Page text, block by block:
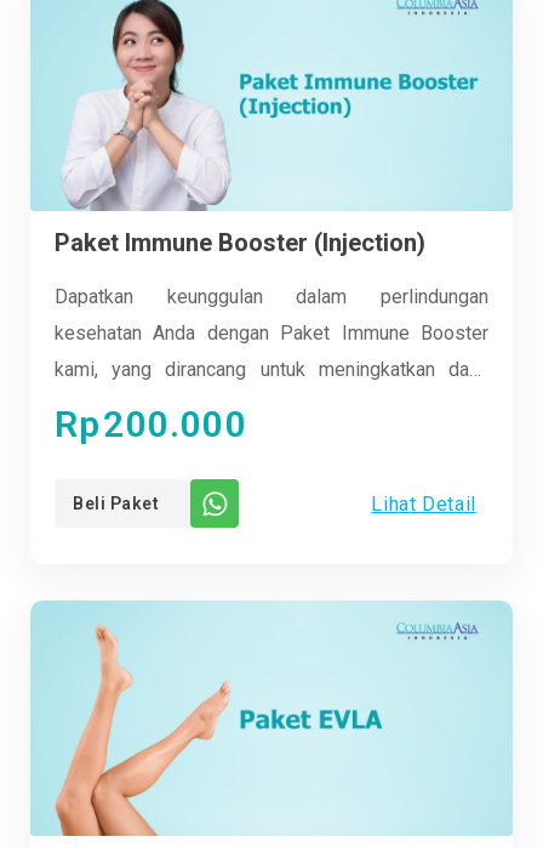
kesehatan Anda dan keluarga dengan Paket Vaksin
Influenza kami.
Paket Immune Booster (Injection)
Dapatkan keunggulan dalam perlindungan
kesehatan Anda dengan Paket Immune Booster
kami, yang dirancang untuk meningkatkan daya
tahan tubuh Anda secara efektif. Dengan kombinasi
terapi injeksi yang terpercaya, kami membantu
memperkuat sistem kekebalan Anda secara
menyeluruh. Rasakan manfaatnya dalam menjaga
Rp200.000
Beli Paket Lihat Detail